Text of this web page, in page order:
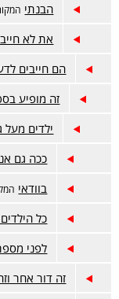
הבנתי
את לא
הם חייבים
זה מופיע
ילדים מעל גיל 18 מופיעים בספח
ככה גם אני
בוודאי
כל
לפני
זה דור אחר